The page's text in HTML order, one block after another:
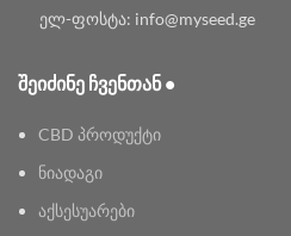
ელ-ფოსტა: info@myseed.ge
ᲨᲔᲘᲫᲘᲜᲔ ᲩᲕᲔᲜᲗᲐᲜ •
CBD პროდუქტი
ნიადაგი
აქსესუარები